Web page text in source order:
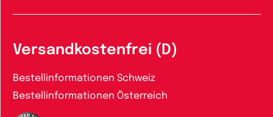
Versandkostenfrei (D)
Bestellinformationen Schweiz
Bestellinformationen Österreich